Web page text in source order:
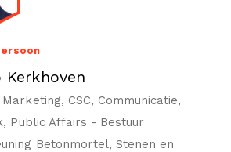
Kerkhoven
CSC, Communicatie,
Public Affairs - Bestuur
Betonmortel, Stenen en